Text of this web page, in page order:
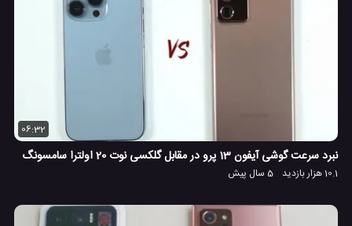
06:32
نبرد سرعت گوشی آیفون 13 پرو در مقابل گلکسی نوت 20 اولترا سامسونگ
10.1 هزار بازدید 5 سال پیش